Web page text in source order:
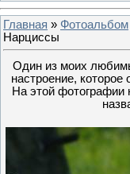
Главная » Фотоальбом
Нарциссы
Один из моих
настроение, которое
На этой